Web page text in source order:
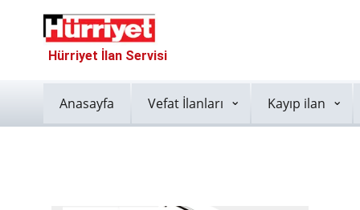
Hürriyet İlan Servisi
Anasayfa Vefat İlanları Kayıp ilan